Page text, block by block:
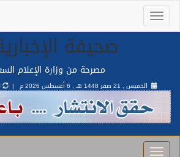
صحيفة الإخبارية
مصرحة من وزارة الإعلام
الخميس , 21 صفر 1448 هـ , 6 أغسطس 2026 م |